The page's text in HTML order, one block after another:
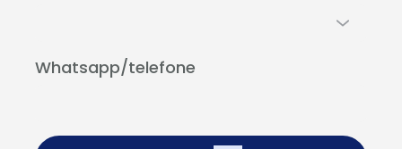
Whatsapp/telefone